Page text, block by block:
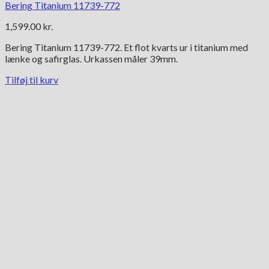
Bering Titanium 11739-772
1,599.00 kr.
Bering Titanium 11739-772. Et flot kvarts ur i titanium med
lænke og safirglas. Urkassen måler 39mm.
Tilføj til kurv